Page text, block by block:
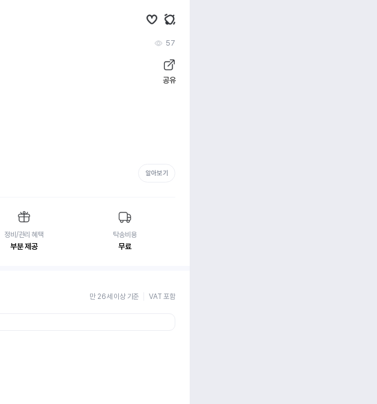
57
공유
알아보기
정비/관리 혜택
부분 제공
탁송비용
무료
만 26세 이상 기준 VAT 포함